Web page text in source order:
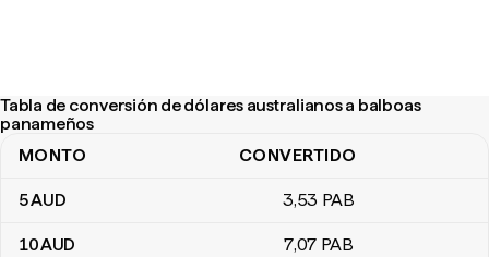
Tabla de conversión de dólares australianos a balboas
panameños
Tabla de conversión de dólares australianos a balboas
MONTO CONVERTIDO
5AUD 3,53 PAB
10AUD 7,07 PAB